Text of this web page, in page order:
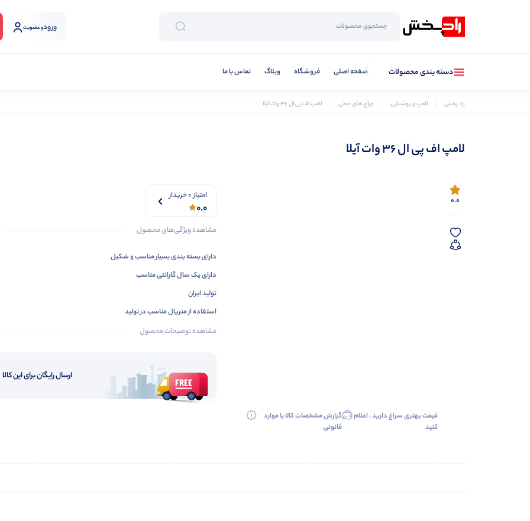
ورودو عضویت
دسته بندی محصولات صفحه اصلی فروشگاه وبلاگ تماس با ما
راد پخش لامپ و روشنایی چراغ های خطی لامپ اف پی ال 36 وات آیلا
لامپ اف پی ال 36 وات آیلا
0.0
قیمت بهتری سراغ دارید ، اعلام
کنید
گزارش مشخصات کالا یا موارد
قانونی
امتیاز 0 خریدار
0.0
مشاهده ویژگی‌های محصول
دارای بسته بندی بسیار مناسب و شکیل
دارای یک سال گارانتی مناسب
تولید ایران
استفاده از متریال مناسب در تولید
قیمت بسیار مناسب در مقایسه با سایر برندها
در بسته بندی و کارتن بندی های مناسب
خرید طبق لیست قیمت با درصد تخفیف
استفاده از تکنولوژی اس ام دی
مشاهده توضیحات محصول
ارسال رایگان برای این کالا